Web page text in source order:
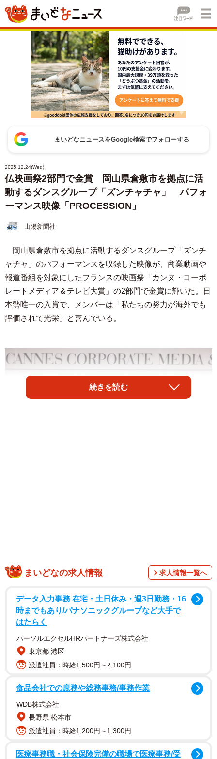
まいどなニュースをGoogle検索でフォローする
2025.12.24(Wed)
仏映画祭2部門で金賞 岡山県倉敷市を拠点に活
動するダンスグループ「ズンチャチャ」 パフォ
ーマンス映像「PROCESSION」
山陽新聞社
岡山県倉敷市を拠点に活動するダンスグループ「ズンチ
ャチャ」のパフォーマンスを収録した映像が、商業動画や
報道番組を対象にしたフランスの映画祭「カンヌ・コーポ
レートメディア＆テレビ大賞」の2部門で金賞に輝いた。日
本勢唯一の入賞で、メンバーは「私たちの努力が海外でも
評価されて光栄」と喜んでいる。
1/3
（よしみ）代表＝同市中央＝が1996年に結成し、現在は同
続きを読む
まいどなの求人情報 求人情報一覧へ
データ入力事務 在宅・土日休み・週3日勤務・16
時までもあり/パナソニックグループなど大手で
はたらく
パーソルエクセルHRパートナーズ株式会社
東京都 港区
派遣社員：時給1,500円～2,100円
食品会社での庶務や総務事務/事務作業
WDB株式会社
長野県 松本市
派遣社員：時給1,200円～1,300円
医療事務職・社会保険完備の職場で医療事務/受